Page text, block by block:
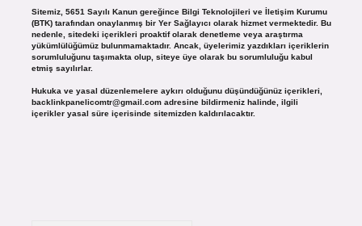
Sitemiz, 5651 Sayılı Kanun gereğince Bilgi Teknolojileri ve İletişim Kurumu
(BTK) tarafından onaylanmış bir Yer Sağlayıcı olarak hizmet vermektedir. Bu
nedenle, sitedeki içerikleri proaktif olarak denetleme veya araştırma
yükümlülüğümüz bulunmamaktadır. Ancak, üyelerimiz yazdıkları içeriklerin
sorumluluğunu taşımakta olup, siteye üye olarak bu sorumluluğu kabul
etmiş sayılırlar.
Hukuka ve yasal düzenlemelere aykırı olduğunu düşündüğünüz içerikleri,
backlinkpanelicomtr@gmail.comadresine bildirmeniz halinde, ilgili
içerikler yasal süre içerisinde sitemizden kaldırılacaktır.